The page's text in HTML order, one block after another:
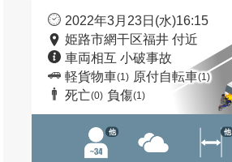
2022年3月23日(水)16:15
姫路市網干区福井 付近
車両相互 小破事故
軽貨物車(1) 原付自転車(1)
死亡(0) 負傷(1)
他 他